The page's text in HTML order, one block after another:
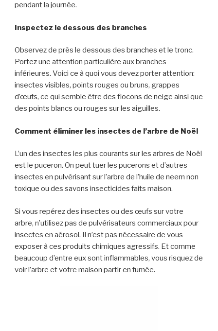
pendant la journée.
Inspectez le dessous des branches
Observez de près le dessous des branches et le tronc.
Portez une attention particulière aux branches
inférieures. Voici ce à quoi vous devez porter attention:
insectes visibles, points rouges ou bruns, grappes
d’œufs, ce qui semble être des flocons de neige ainsi que
des points blancs ou rouges sur les aiguilles.
Comment éliminer les insectes de l’arbre de Noël
L’un des insectes les plus courants sur les arbres de Noël
est le puceron. On peut tuer les pucerons et d’autres
insectes en pulvérisant sur l’arbre de l’huile de neem non
toxique ou des savons insecticides faits maison.
Si vous repérez des insectes ou des œufs sur votre
arbre, n’utilisez pas de pulvérisateurs commerciaux pour
insectes en aérosol. Il n’est pas nécessaire de vous
exposerà ces produits chimiques agressifs. Et comme
beaucoup d’entre eux sont inflammables, vous risquez de
voir l’arbre et votre maison partir en fumée.